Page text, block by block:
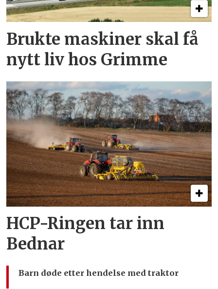
Brukte maskiner skal få
nytt liv hos Grimme
HCP-Ringen tar inn
Bednar
Barn døde etter hendelse med traktor